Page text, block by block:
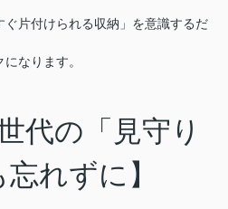
ぐ片付けられる収納」を意識するだ
なります。
代の「見守り
れずに】